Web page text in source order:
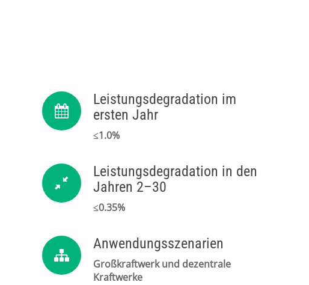
Leistungsdegradation im
ersten Jahr
≤1.0%
Leistungsdegradation in den
Jahren 2–30
≤0.35%
Anwendungsszenarien
Großkraftwerk und dezentrale
Kraftwerke